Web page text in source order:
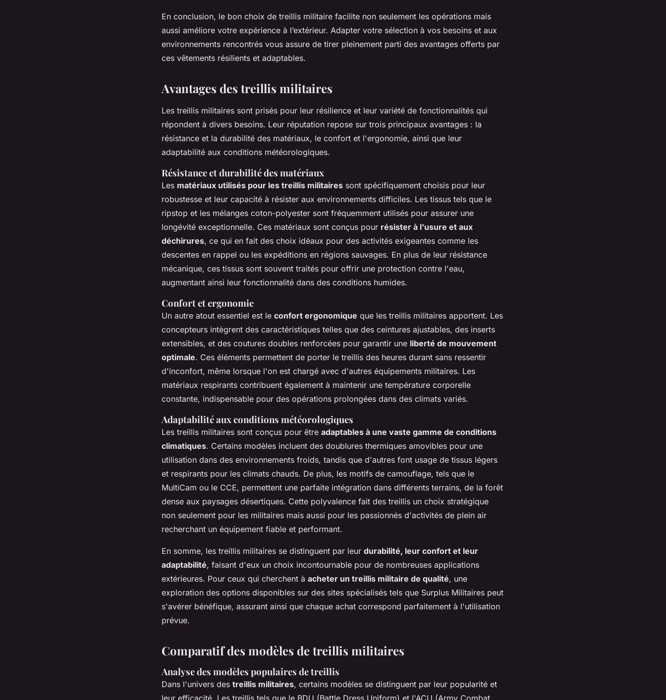
En conclusion, le bon choix de treillis militaire facilite non seulement les opérations mais
aussi améliore votre expérience à l’extérieur. Adapter votre sélection à vos besoins et aux
environnements rencontrés vous assure de tirer pleinement parti des avantages offerts par
ces vêtements résilients et adaptables.
Avantages des treillis militaires
Les treillis militaires sont prisés pour leur résilience et leur variété de fonctionnalités qui
répondent à divers besoins. Leur réputation repose sur trois principaux avantages : la
résistance et la durabilité des matériaux, le confort et l'ergonomie, ainsi que leur
adaptabilité aux conditions météorologiques.
Résistance et durabilité des matériaux
Les matériaux utilisés pour les treillis militaires sont spécifiquement choisis pour leur
robustesse et leur capacité à résister aux environnements difficiles. Les tissus tels que le
ripstop et les mélanges coton-polyester sont fréquemment utilisés pour assurer une
longévité exceptionnelle. Ces matériaux sont conçus pour résister à l'usure et aux
déchirures, ce qui en fait des choix idéaux pour des activités exigeantes comme les
descentes en rappel ou les expéditions en régions sauvages. En plus de leur résistance
mécanique, ces tissus sont souvent traités pour offrir une protection contre l'eau,
augmentant ainsi leur fonctionnalité dans des conditions humides.
Confort et ergonomie
Un autre atout essentiel est le confort ergonomique que les treillis militaires apportent. Les
concepteurs intègrent des caractéristiques telles que des ceintures ajustables, des inserts
extensibles, et des coutures doubles renforcées pour garantir une liberté de mouvement
optimale. Ces éléments permettent de porter le treillis des heures durant sans ressentir
d'inconfort, même lorsque l'on est chargé avec d'autres équipements militaires. Les
matériaux respirants contribuent également à maintenir une température corporelle
constante, indispensable pour des opérations prolongées dans des climats variés.
Adaptabilité aux conditions météorologiques
Les treillis militaires sont conçus pour être adaptables à une vaste gamme de conditions
climatiques. Certains modèles incluent des doublures thermiques amovibles pour une
utilisation dans des environnements froids, tandis que d'autres font usage de tissus légers
et respirants pour les climats chauds. De plus, les motifs de camouflage, tels que le
MultiCam ou le CCE, permettent une parfaite intégration dans différents terrains, de la forêt
dense aux paysages désertiques. Cette polyvalence fait des treillis un choix stratégique
non seulement pour les militaires mais aussi pour les passionnés d'activités de plein air
recherchant un équipement fiable et performant.
En somme, les treillis militaires se distinguent par leur durabilité, leur confort et leur
adaptabilité, faisant d'eux un choix incontournable pour de nombreuses applications
extérieures. Pour ceux qui cherchent à acheter un treillis militaire de qualité, une
exploration des options disponibles sur des sites spécialisés tels que Surplus Militaires peut
s'avérer bénéfique, assurant ainsi que chaque achat correspond parfaitement à l'utilisation
prévue.
Comparatif des modèles de treillis militaires
Analyse des modèles populaires de treillis
Dans l'univers des treillis militaires, certains modèles se distinguent par leur popularité et
leur efficacité. Les treillis tels que le BDU (Battle Dress Uniform) et l'ACU (Army Combat